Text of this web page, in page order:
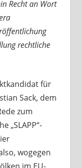
Recht an Wort
rechtliche
für
Sack, dem
zum
„SLAPP“-
wogegen